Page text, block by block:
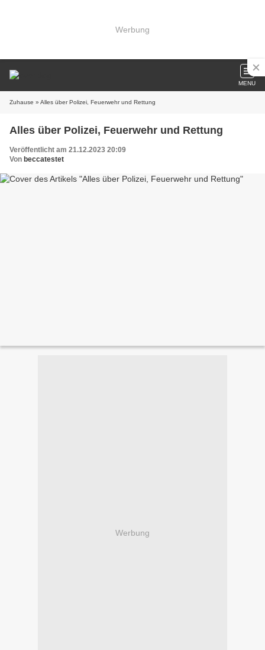
Werbung
MENU
Zuhause » Alles über Polizei, Feuerwehr und Rettung
Alles über Polizei, Feuerwehr und Rettung
Veröffentlicht am 21.12.2023 20:09
Von beccatestet
Werbung